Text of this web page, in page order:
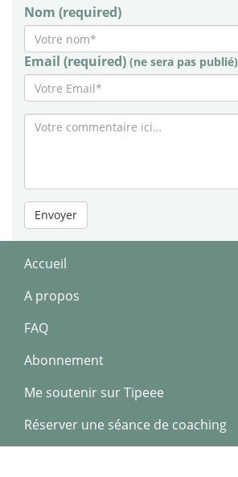
Nom (required)
Email (required) (ne sera pas publié)
Envoyer
Accueil
A propos
FAQ
Abonnement
Me soutenir sur Tipeee
Réserver une séance de coaching